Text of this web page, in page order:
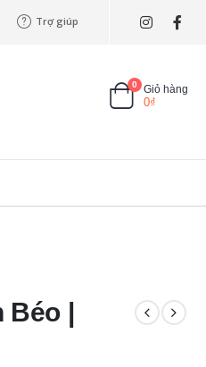
Trợ giúp
0 Giỏ hàng
0₫
Béo |